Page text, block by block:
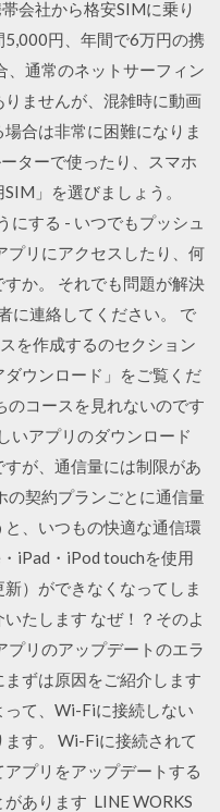
会社から格安SIMに乗り
円、年間で6万円の携
、通常のネットサーフィン
ませんが、混雑時に動画
合は非常に困難になりま
ターで使ったり、スマホ
」を選びましょう。
する - いつでもプッシュ
プリにアクセスしたり、何
か。 それでも問題が解決
に連絡してください。 で
を作成するのセクション
ダウンロード」をご覧くだ
のコースを見れないのです
いアプリのダウンロード
が、通信量には制限があ
の契約プランごとに通信量
、いつもの快適な通信環
iPad・iPod touchを使用
）ができなくなってしま
たします なぜ！？そのよ
プリのアップデートのエラ
ずは原因をご紹介します
って、Wi-Fiに接続しない
す。 Wi-Fiに接続されて
プリをアップデートする
あります LINE WORKS